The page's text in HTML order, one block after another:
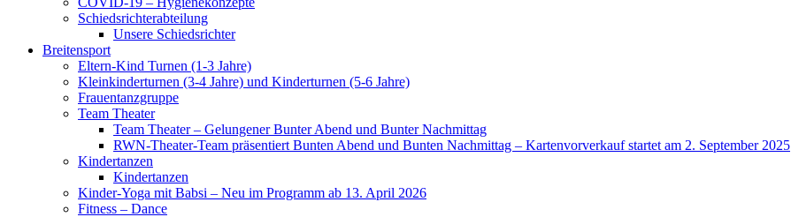
Schiedsrichterabteilung
Unsere Schiedsrichter
Breitensport
Eltern-Kind Turnen (1-3 Jahre)
Kleinkinderturnen (3-4 Jahre) und Kinderturnen (5-6 Jahre)
Frauentanzgruppe
Team Theater
Team Theater – Gelungener Bunter Abend und Bunter Nachmittag
RWN-Theater-Team präsentiert Bunten Abend und Bunten Nachmittag – Kartenvorverkauf startet am 2. September 2025
Kindertanzen
Kindertanzen
Kinder-Yoga mit Babsi – Neu im Programm ab 13. April 2026
Fitness – Dance